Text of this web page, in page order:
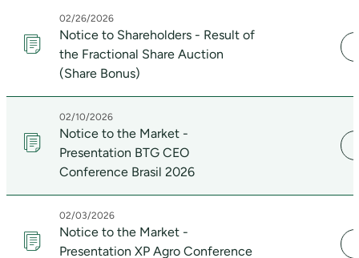
02/26/2026
Notice to Shareholders - Result of
the Fractional Share Auction
(Share Bonus)
02/10/2026
Notice to the Market -
Presentation BTG CEO
Conference Brasil 2026
02/03/2026
Notice to the Market -
Presentation XP Agro Conference